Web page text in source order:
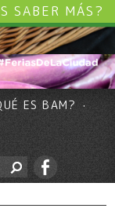
SABER MÁS?
ES BAM?